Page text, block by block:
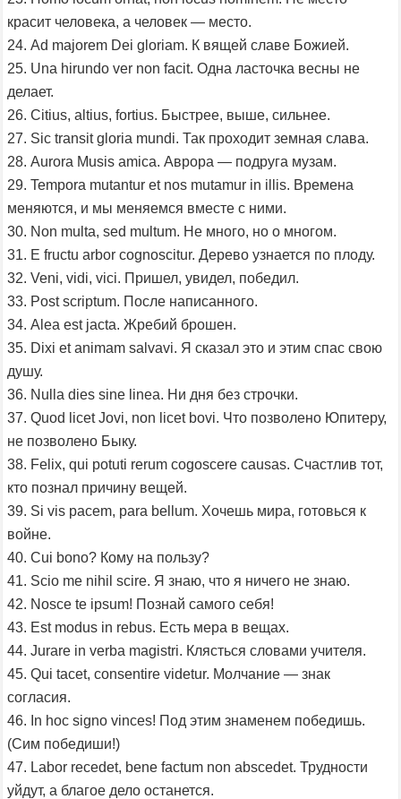
красит человека, а человек — место.
24. Ad majorem Dei gloriam. К вящей славе Божией.
25. Una hirundo ver non facit. Одна ласточка весны не
делает.
26. Citius, altius, fortius. Быстрее, выше, сильнее.
27. Sic transit gloria mundi. Так проходит земная слава.
28. Aurora Musis amica. Аврора — подруга музам.
29. Tempora mutantur et nos mutamur in illis. Времена
меняются, и мы меняемся вместе с ними.
30. Non multa, sed multum. Не много, но о многом.
31. E fructu arbor cognoscitur. Дерево узнается по плоду.
32. Veni, vidi, vici. Пришел, увидел, победил.
33. Post scriptum. После написанного.
34. Alea est jacta. Жребий брошен.
35. Dixi et animam salvavi. Я сказал это и этим спас свою
душу.
36. Nulla dies sine linea. Ни дня без строчки.
37. Quod licet Jovi, non licet bovi. Что позволено Юпитеру,
не позволено Быку.
38. Felix, qui potuti rerum cogoscere causas. Счастлив тот,
кто познал причину вещей.
39. Si vis pacem, para bellum. Хочешь мира, готовься к
войне.
40. Cui bono? Кому на пользу?
41. Scio me nihil scire. Я знаю, что я ничего не знаю.
42. Nosce te ipsum! Познай самого себя!
43. Est modus in rebus. Есть мера в вещах.
44. Jurare in verba magistri. Клясться словами учителя.
45. Qui tacet, consentire videtur. Молчание — знак
согласия.
46. In hoc signo vinces! Под этим знаменем победишь.
(Сим победиши!)
47. Labor recedet, bene factum non abscedet. Трудности
уйдут, а благое дело останется.